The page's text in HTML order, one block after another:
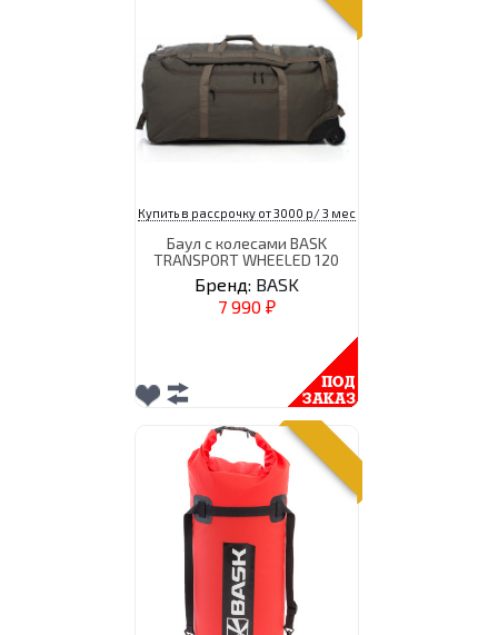
Купить в рассрочку от 3000 р/ 3 мес
Баул с колесами BASK
TRANSPORT WHEELED 120
Бренд: BASK
7 990 ₽